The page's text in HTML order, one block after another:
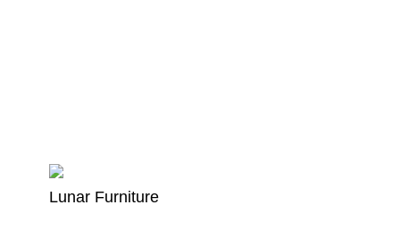
Lunar Furniture